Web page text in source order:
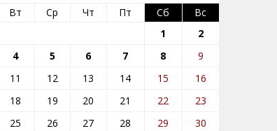
Вт Ср Чт Пт Сб
Вс
1
2
4 5 6 7 8
9
11 12 13 14 15
16
18 19 20 21 22
23
25 26 27 28 29
30